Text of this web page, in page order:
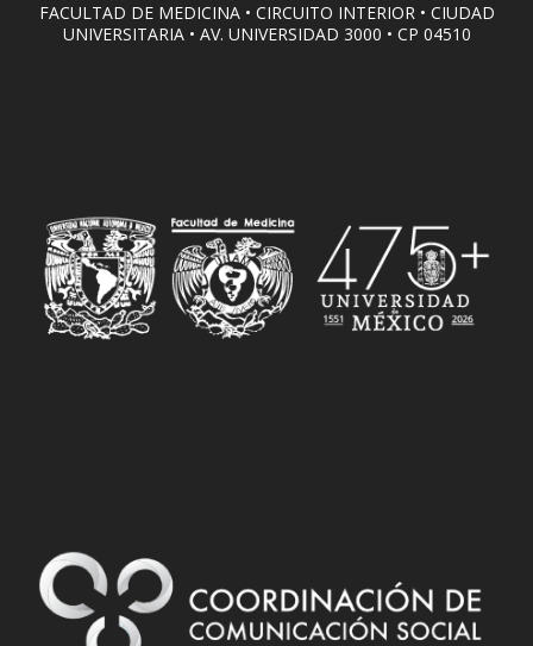
FACULTAD DE MEDICINA • CIRCUITO INTERIOR • CIUDAD
UNIVERSITARIA • AV. UNIVERSIDAD 3000 • CP 04510